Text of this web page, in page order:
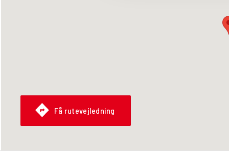
Få rutevejledning